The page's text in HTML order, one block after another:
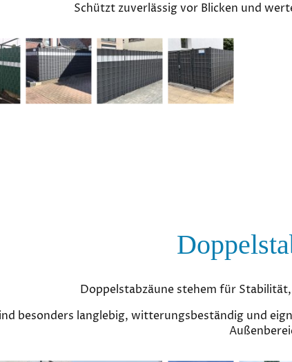
Schützt zuverlässig vor Blicken und
Doppelstabzäune stehem für
besonders langlebig, witterungsbeständig und